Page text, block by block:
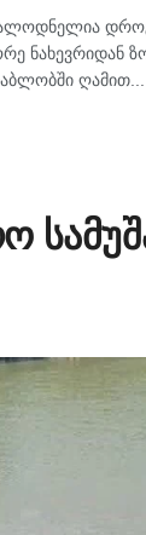
ღამით...